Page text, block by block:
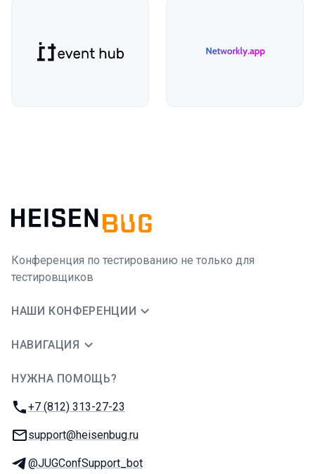
Конференция по тестированию не только для
тестировщиков
НАШИ КОНФЕРЕНЦИИ
НАВИГАЦИЯ
НУЖНА ПОМОЩЬ?
Телефон:
+7 (812) 313-27-23
E-mail:
support@heisenbug.ru
Телеграм:
@JUGConfSupport_bot